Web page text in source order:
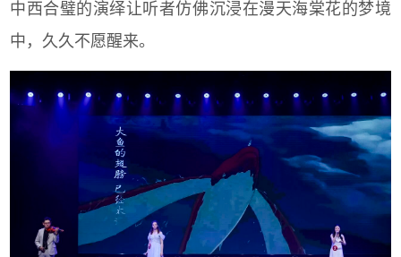
中西合璧的演绎让听者仿佛沉浸在漫天海棠花的梦境
中，久久不愿醒来。